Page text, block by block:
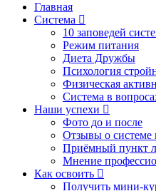
Главная
Система
10 заповедей
Режим питания
Диета Дружбы
Психология
Физическая
Система в
Наши успехи
Фото до и после
Отзывы о системе
Приёмный пункт
Мнение
Как освоить
Получить мини-